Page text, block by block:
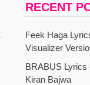
RECENT
Feek Haga
Visualizer
BRABUS Lyrics
Kiran Bajwa